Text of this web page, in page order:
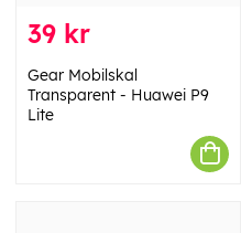
39 kr
Gear Mobilskal
Transparent - Huawei P9
Lite